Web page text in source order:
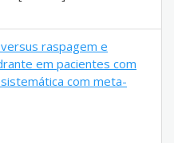
raspagem e
em pacientes com
com meta-